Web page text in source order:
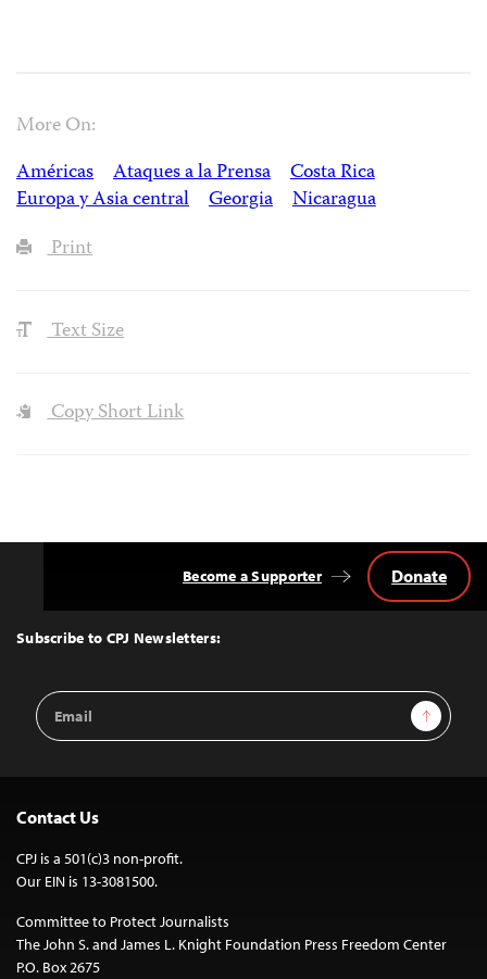
More On:
Américas
Ataques a la Prensa
Costa Rica
Europa y Asia central
Georgia
Nicaragua
Print
Text Size
Copy Short Link
Top
Subscribe to CPJ Newsletters:
Email
Address
Sign Up
Become a Supporter Donate
Contact Us
CPJ is a 501(c)3 non-profit.
Our EIN is 13-3081500.
Committee to Protect Journalists
The John S. and James L. Knight Foundation Press Freedom Center
P.O. Box 2675